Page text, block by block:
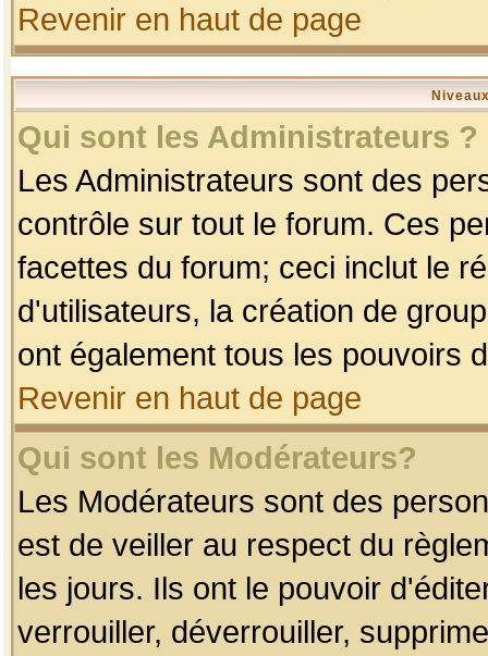
Revenir en haut de page
Qui sont les Administrateurs ?
Les Administrateurs sont des
contrôle sur tout le forum. Ces
facettes du forum; ceci inclut le
d'utilisateurs, la création de
ont également tous les pouvoirs
Revenir en haut de page
Qui sont les Modérateurs?
Les Modérateurs sont des
est de veiller au respect du
les jours. Ils ont le pouvoir
verrouiller, déverrouiller,